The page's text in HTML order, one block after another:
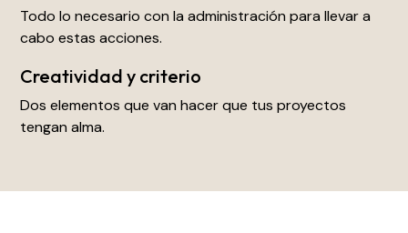
Todo lo necesario con la administración para llevar a
cabo estas acciones.
Creatividad y criterio
Dos elementos que van hacer que tus proyectos
tengan alma.